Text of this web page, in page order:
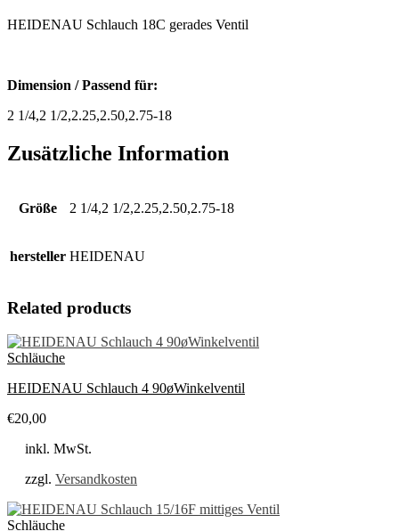
HEIDENAU Schlauch 18C gerades Ventil
Dimension / Passend für:
2 1/4,2 1/2,2.25,2.50,2.75-18
Zusätzliche Information
Größe 2 1/4,2 1/2,2.25,2.50,2.75-18
hersteller HEIDENAU
Related products
Schläuche
HEIDENAU Schlauch 4 90øWinkelventil
€20,00
inkl. MwSt.
zzgl. Versandkosten
Schläuche